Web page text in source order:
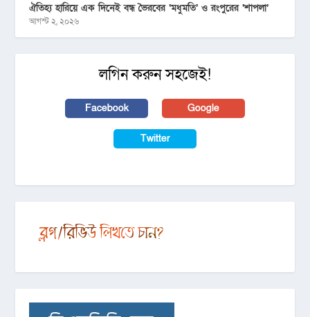
ঐতিহ্য হারিয়ে এক দিনেই বন্ধ ভৈরবের ‘মধুমতি’ ও রংপুরের ‘শাপলা’
আগস্ট ২, ২০২৬
লগিন করুন সহজেই!
Facebook Google
Twitter